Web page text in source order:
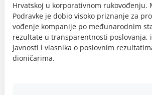
Hrvatskoj u korporativnom rukovođenju.
Podravke je dobio visoko priznanje za
vođenje kompanije po međunarodnim
rezultate u transparentnosti poslovanja,
javnosti i vlasnika o poslovnim
dioničarima.